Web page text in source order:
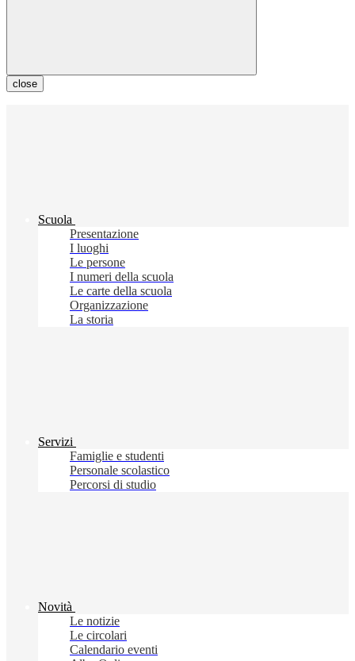
close
Scuola
Presentazione
I luoghi
Le persone
I numeri della scuola
Le carte della scuola
Organizzazione
La storia
Servizi
Famiglie e studenti
Personale scolastico
Percorsi di studio
Novità
Le notizie
Le circolari
Calendario eventi